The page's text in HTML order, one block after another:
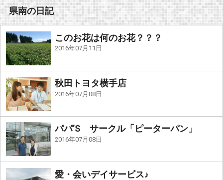
県南の日記
このお花は何のお花？？？
2016年07月11日
秋田トヨタ横手店
2016年07月08日
パパ’S サークル「ピーターパン」
2016年07月08日
愛・会いデイサービス♪